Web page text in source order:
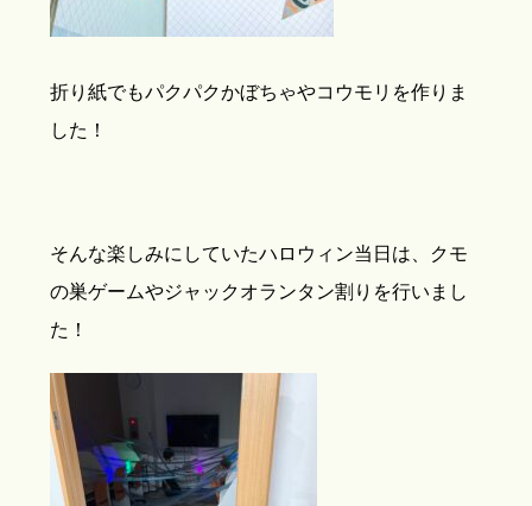
折り紙でもパクパクかぼちゃやコウモリを作りま
した！
そんな楽しみにしていたハロウィン当日は、クモ
の巣ゲームやジャックオランタン割りを行いまし
た！